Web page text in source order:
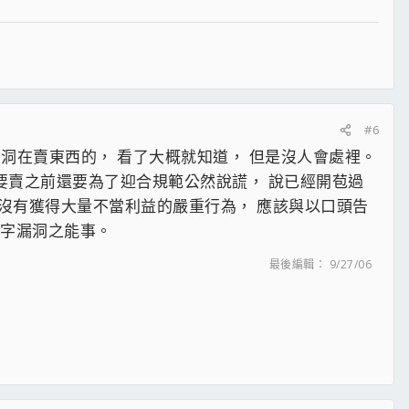
不堪使用或遭受損失,請逕行向警察單位報案與本站無涉
#6
賣東西的， 看了大概就知道， 但是沒人會處裡。
之前還要為了迎合規範公然說謊， 說已經開苞過
有獲得大量不當利益的嚴重行為， 應該與以口頭告
漏洞之能事。
最後編輯： 9/27/06